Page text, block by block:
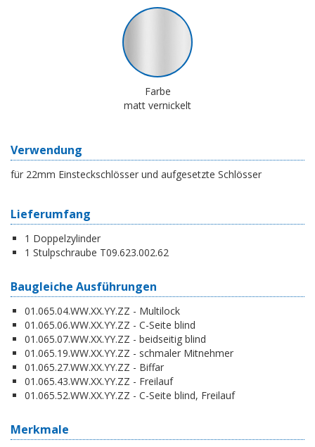
Farbe
matt vernickelt
Verwendung
für 22mm Einsteckschlösser und aufgesetzte Schlösser
Lieferumfang
1 Doppelzylinder
1 Stulpschraube T09.623.002.62
Baugleiche Ausführungen
01.065.04.WW.XX.YY.ZZ - Multilock
01.065.06.WW.XX.YY.ZZ - C-Seite blind
01.065.07.WW.XX.YY.ZZ - beidseitig blind
01.065.19.WW.XX.YY.ZZ - schmaler Mitnehmer
01.065.27.WW.XX.YY.ZZ - Biffar
01.065.43.WW.XX.YY.ZZ - Freilauf
01.065.52.WW.XX.YY.ZZ - C-Seite blind, Freilauf
Merkmale